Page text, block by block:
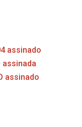
assinado
assinada
assinado